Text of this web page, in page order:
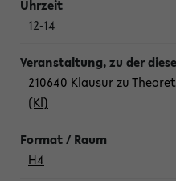
12-14
210640 Klausur zu
(Kl)
H4